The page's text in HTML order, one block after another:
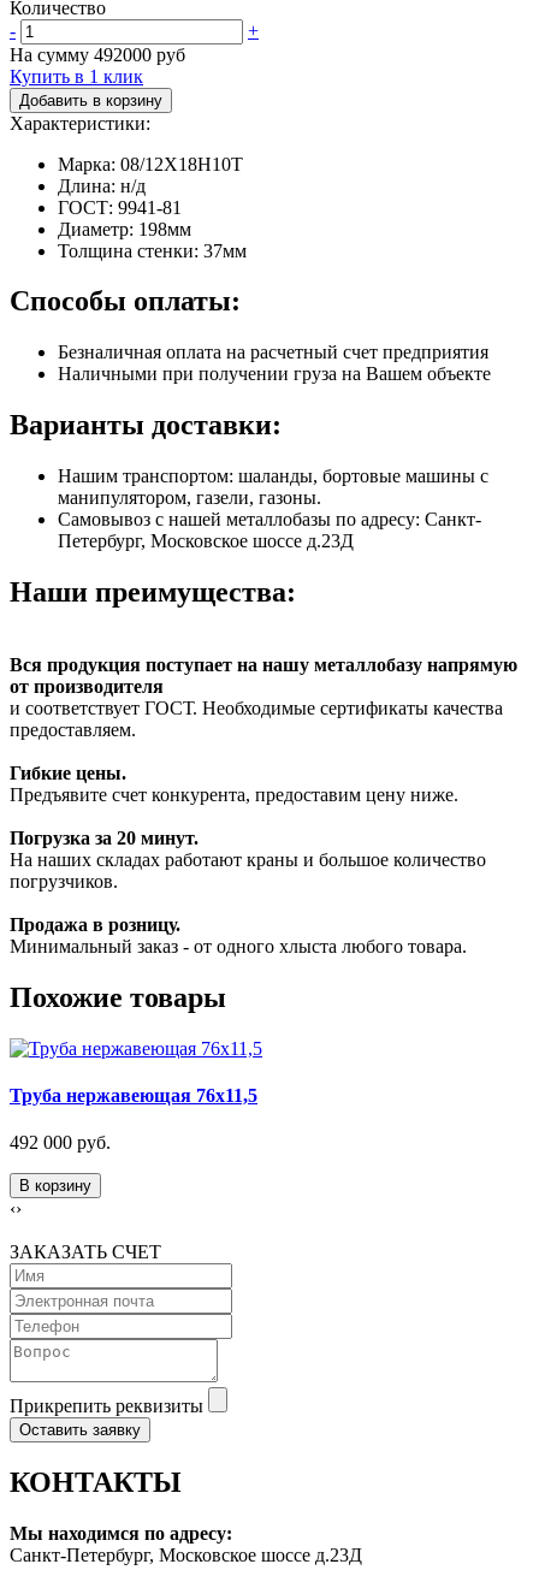
Количество
-
+
На сумму 492000 руб
Купить в 1 клик
Добавить в корзину
Характеристики:
Марка: 08/12Х18Н10Т
Длина: н/д
ГОСТ: 9941-81
Диаметр: 198мм
Толщина стенки: 37мм
Способы оплаты:
Безналичная оплата на расчетный счет предприятия
Наличными при получении груза на Вашем объекте
Варианты доставки:
Нашим транспортом: шаланды, бортовые машины с
манипулятором, газели, газоны.
Самовывоз с нашей металлобазы по адресу: Санкт-
Петербург, Московское шоссе д.23Д
Наши преимущества:
Вся продукция поступает на нашу металлобазу напрямую
от производителя
и соответствует ГОСТ. Необходимые сертификаты качества
предоставляем.
Гибкие цены.
Предъявите счет конкурента, предоставим цену ниже.
Погрузка за 20 минут.
На наших складах работают краны и большое количество
погрузчиков.
Продажа в розницу.
Минимальный заказ - от одного хлыста любого товара.
Похожие товары
Труба нержавеющая 76х11,5
492 000 руб.
В корзину
‹›
ЗАКАЗАТЬ СЧЕТ
Прикрепить реквизиты
Оставить заявку
КОНТАКТЫ
Мы находимся по адресу:
Санкт-Петербург, Московское шоссе д.23Д